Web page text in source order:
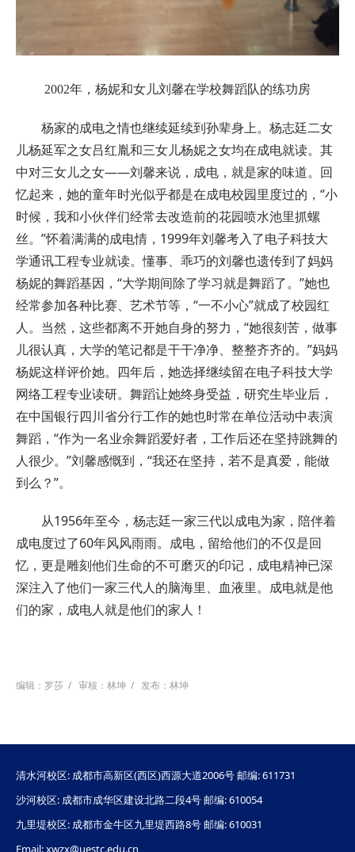
2002年，杨妮和女儿刘馨在学校舞蹈队的练功房
杨家的成电之情也继续延续到孙辈身上。杨志廷二女
儿杨延军之女吕红胤和三女儿杨妮之女均在成电就读。其
中对三女儿之女——刘馨来说，成电，就是家的味道。回
忆起来，她的童年时光似乎都是在成电校园里度过的，“小
时候，我和小伙伴们经常去改造前的花园喷水池里抓螺
丝。”怀着满满的成电情，1999年刘馨考入了电子科技大
学通讯工程专业就读。懂事、乖巧的刘馨也遗传到了妈妈
杨妮的舞蹈基因，“大学期间除了学习就是舞蹈了。”她也
经常参加各种比赛、艺术节等，“一不小心”就成了校园红
人。当然，这些都离不开她自身的努力，“她很刻苦，做事
儿很认真，大学的笔记都是干干净净、整整齐齐的。”妈妈
杨妮这样评价她。四年后，她选择继续留在电子科技大学
网络工程专业读研。舞蹈让她终身受益，研究生毕业后，
在中国银行四川省分行工作的她也时常在单位活动中表演
舞蹈，“作为一名业余舞蹈爱好者，工作后还在坚持跳舞的
人很少。”刘馨感慨到，“我还在坚持，若不是真爱，能做
到么？”。
从1956年至今，杨志廷一家三代以成电为家，陪伴着
成电度过了60年风风雨雨。成电，留给他们的不仅是回
忆，更是雕刻他们生命的不可磨灭的印记，成电精神已深
深注入了他们一家三代人的脑海里、血液里。成电就是他
们的家，成电人就是他们的家人！
编辑：罗莎 / 审核：林坤 / 发布：林坤
清水河校区: 成都市高新区(西区)西源大道2006号 邮编: 611731
沙河校区: 成都市成华区建设北路二段4号 邮编: 610054
九里堤校区: 成都市金牛区九里堤西路8号 邮编: 610031
Email: xwzx@uestc.edu.cn